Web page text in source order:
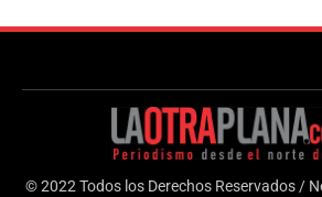
© 2022 Todos los Derechos Reservados /